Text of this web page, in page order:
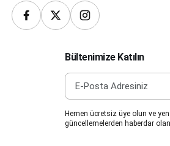
Bültenimize Katılın
Hemen ücretsiz üye olun ve yeni
güncellemelerden haberdar